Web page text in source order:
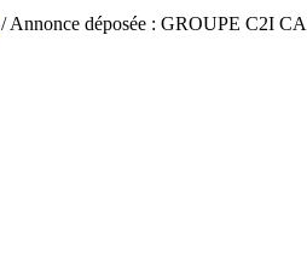
/ Annonce déposée : GROUPE C2I